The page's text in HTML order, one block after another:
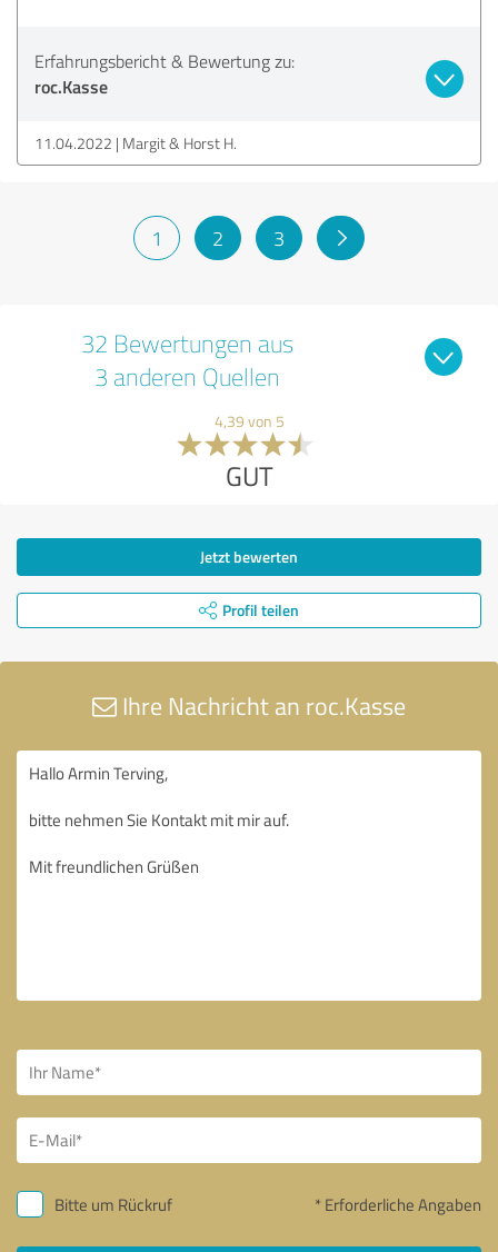
Erfahrungsbericht & Bewertung zu:
roc.Kasse
11.04.2022 Margit & Horst H.
1 2 3
32 Bewertungen aus
3 anderen Quellen
4,39 von 5
GUT
Jetzt bewerten
Profil teilen
Ihre Nachricht an roc.Kasse
Bitte um Rückruf * Erforderliche Angaben